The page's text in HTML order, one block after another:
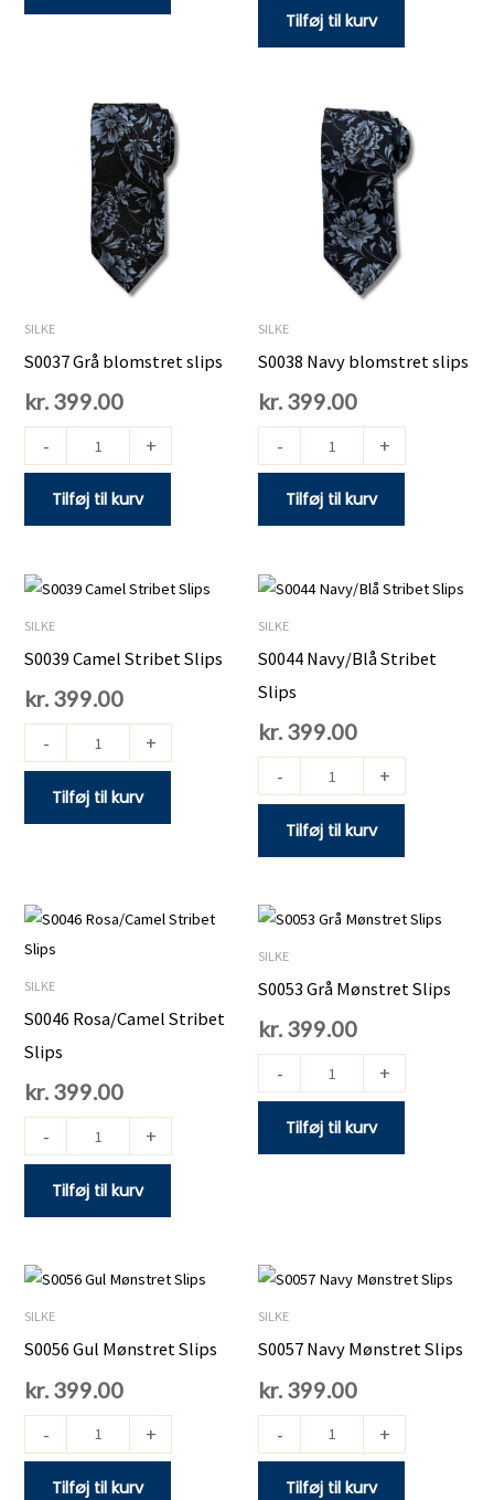
Tilføj til kurv
SILKE
S0037 Grå blomstret slips
kr. 399.00
- +
Tilføj til kurv
SILKE
S0038 Navy blomstret slips
kr. 399.00
-
blomstret
+
Tilføj til kurv
SILKE
S0039 Camel Stribet Slips
kr. 399.00
-
S0039
Camel
antal
+
Tilføj til kurv
SILKE
S0044 Navy/Blå Stribet
Slips
kr. 399.00
-
S0044
Navy/Blå
antal
+
Tilføj til kurv
SILKE
S0046 Rosa/Camel Stribet
Slips
kr. 399.00
-
S0046
Rosa/Camel
Stribet
+
Tilføj til kurv
SILKE
S0053 Grå Mønstret Slips
kr. 399.00
-
S0053
Grå
antal
+
Tilføj til kurv
SILKE
S0056 Gul Mønstret Slips
kr. 399.00
-
S0056
Gul
antal
+
Tilføj til kurv
SILKE
S0057 Navy Mønstret Slips
kr. 399.00
-
S0057
Navy
antal
+
Tilføj til kurv